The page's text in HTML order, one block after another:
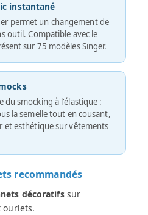
instantané
permet un changement de
outil. Compatible avec le
sur 75 modèles Singer.
du smocking à l'élastique :
la semelle tout en cousant,
et esthétique sur vêtements
recommandés
décoratifssur
ourlets.